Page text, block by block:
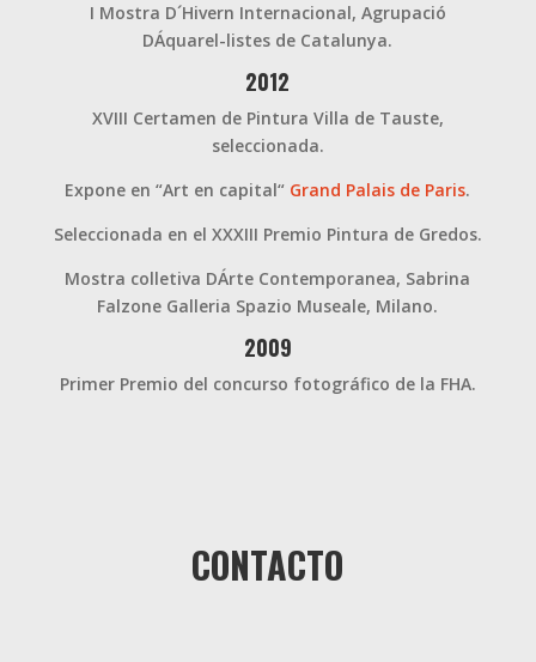
I Mostra D´Hivern Internacional, Agrupació
DÁquarel-listes de Catalunya.
2012
XVIII Certamen de Pintura Villa de Tauste,
seleccionada.
Expone en “Art en capital“ Grand Palais de Paris.
Seleccionada en el XXXIII Premio Pintura de Gredos.
Mostra colletiva DÁrte Contemporanea, Sabrina
Falzone Galleria Spazio Museale, Milano.
2009
Primer Premio del concurso fotográfico de la FHA.
CONTACTO